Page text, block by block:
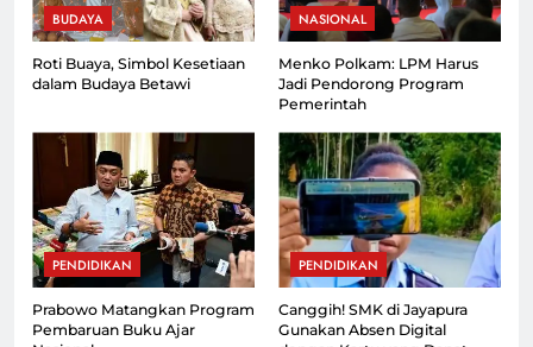
BUDAYA
Roti Buaya, Simbol Kesetiaan
dalam Budaya Betawi
NASIONAL
Menko Polkam: LPM Harus
Jadi Pendorong Program
Pemerintah
PENDIDIKAN
Prabowo Matangkan Program
Pembaruan Buku Ajar
PENDIDIKAN
Canggih! SMK di Jayapura
Gunakan Absen Digital